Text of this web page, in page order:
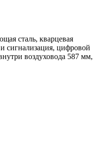
сталь, кварцевая
сигнализация, цифровой
воздуховода 587 мм,